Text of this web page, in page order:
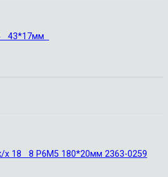
43*17мм
х 18 8 Р6М5 180*20мм 2363-0259